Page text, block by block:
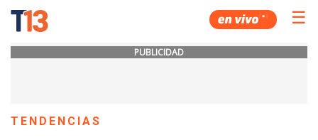
☰
PUBLICIDAD
TENDENCIAS